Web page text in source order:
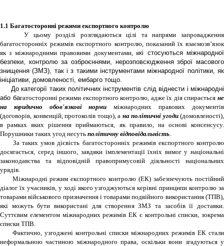
1.1 Багатосторонні режими експортного контролю
У цьому розділі розглядаються цілі та напрями запровадження
багатосторонніх режимів експортного контролю, показаний їх взаємозвʼязок
як з міжнародними правовими документами, які стосуються міжнародної
безпеки, контролю за озброєннями, нерозповсюдження зброї масового
знищення (ЗМЗ), так і з такими інструментами міжнародної політики, як
ініціативи, домовленості, ембарго тощо.
До категорії таких політичних інструментів слід віднести і міжнародні
або багатосторонні режими експортного контролю, адже їх дія спираєтьсяне
на юридично обов'язкові норми міжнародних правових документів
(договорів, конвенцій, протоколів тощо), а на політичні угоди(домовленості),
в рамках яких рішення приймаються, як правило, на основі консенсусу.
Порушники таких угод несуть політичну відповідальність.
За таких умов дієвість багатосторонніх режимів експортного контролю
досягається, серед іншого, завдяки імплементації їхніх вимог у національні
законодавства та відповідній правопримусовій діяльності національних
урядів.
Міжнародні режим експортного контролю (ЕК) забезпечують постійний
діалог їх учасників, у ході якого узгоджуються керівні принципи контролю за
товарами військового призначення і товарами подвійного використання (ТПВ),
які можуть бути використані для створення ЗМЗ та засобів її доставки.
Суттєвим елементом міжнародних режимів ЕК є контрольні списки, зокрема
списки ТПВ.
Фактично, узгоджені контрольні списки міжнародних режимів ЕК стали
неформальною частиною міжнародного права, оскільки вони згадуються у